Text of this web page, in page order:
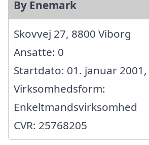
By Enemark
Skovvej 27, 8800 Viborg
Ansatte: 0
Startdato: 01. januar 2001,
Virksomhedsform:
Enkeltmandsvirksomhed
CVR: 25768205